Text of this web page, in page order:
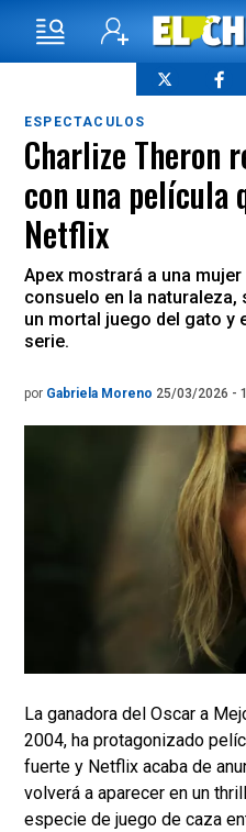
ESPECTACULOS
Charlize Theron
con una película
Netflix
Apex mostrará a una
consuelo en la naturaleza,
un mortal juego del gato y
serie.
por Gabriela Moreno 25/03/2026 -
La ganadora del Oscar a
2004, ha protagonizado
fuerte y Netflix acaba de
volverá a aparecer en un
especie de juego de caza